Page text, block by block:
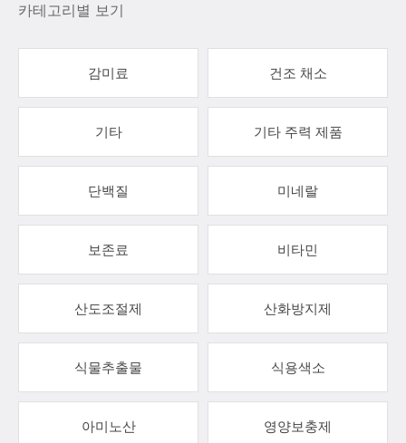
카테고리별 보기
감미료 건조 채소
기타 기타 주력 제품
단백질 미네랄
보존료 비타민
산도조절제 산화방지제
식물추출물 식용색소
아미노산 영양보충제